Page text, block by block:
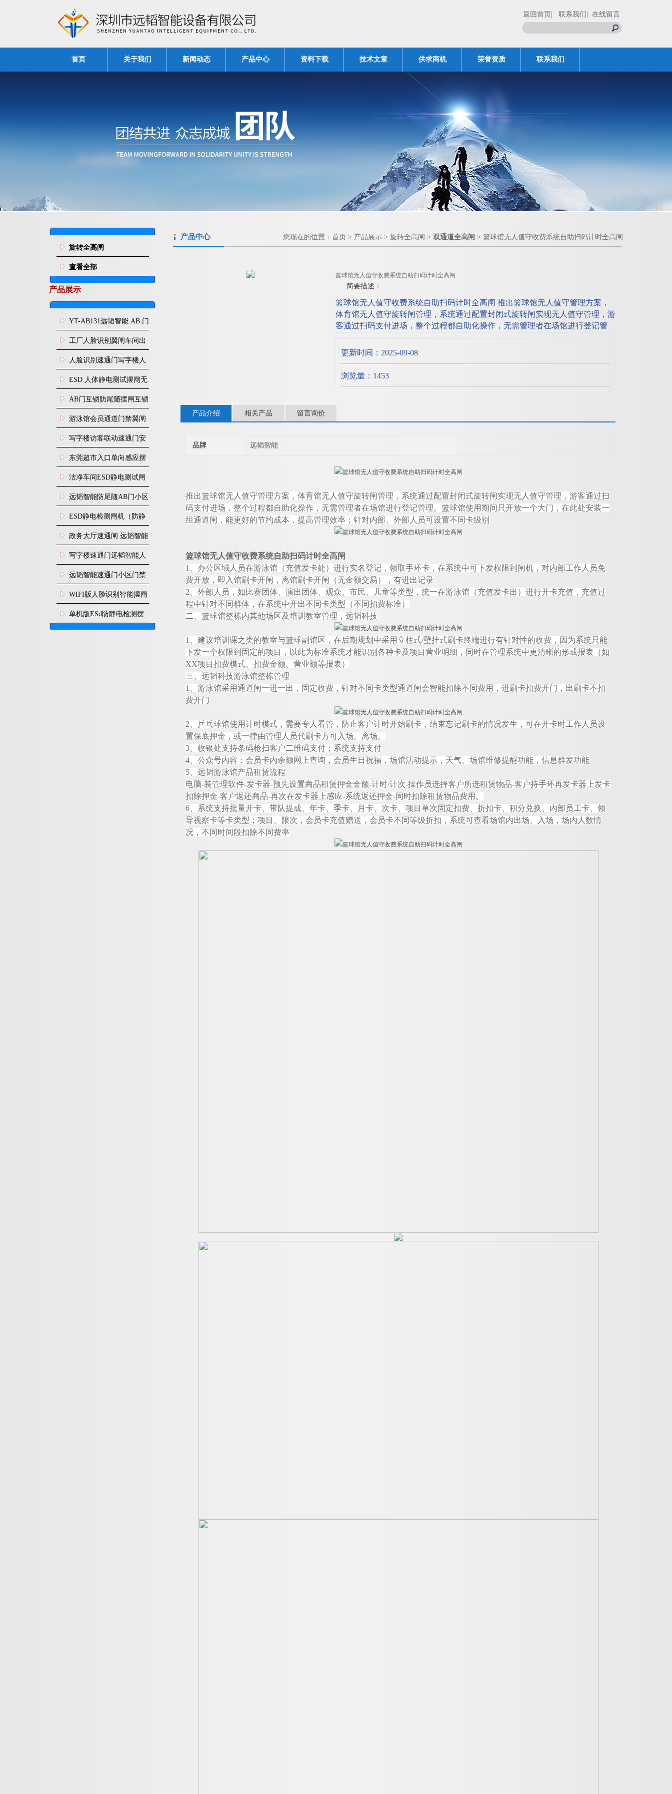
返回首页 | 联系我们 | 在线留言
首页 关于我们 新闻动态 产品中心 资料下载 技术文章 供求商机 荣誉资质 联系我们
旋转全高闸
查看全部
产品展示
YT-AB131远韬智能 AB 门
闸机双通道互锁防尾随闸
机
工厂人脸识别翼闸车间出
入口人行通道门禁
人脸识别速通门写字楼人
行通道闸门禁设备
ESD 人体静电测试摆闸无
尘车间防静电闸机
AB门互锁防尾随摆闸互锁
闸机
游泳馆会员通道门禁翼闸
写字楼访客联动速通门安
装
东莞超市入口单向感应摆
闸安装
洁净车间ESD静电测试闸
机
远韬智能防尾随AB门小区
门禁闸机安装
​ESD静电检测闸机（防静
电门禁通道系统）
政务大厅速通闸 远韬智能
防尾随静音速通门
写字楼速通门远韬智能人
脸识别快速通道闸
远韬智能速通门小区门禁
闸机食堂消费摆闸
WIFI版人脸识别智能摆闸
机
单机版ESd防静电检测摆
闸机
产品中心 您现在的位置： 首页 > 产品展示 > 旋转全高闸 > 双通道全高闸 > 篮球馆无人值守收费系统自助扫码计时全高闸
篮球馆无人值守收费系统自助扫码计时全高闸
简要描述：
篮球馆无人值守收费系统自助扫码计时全高闸 推出篮球馆无人值守管理方案，
体育馆无人值守旋转闸管理，系统通过配置封闭式旋转闸实现无人值守管理，游
客通过扫码支付进场，整个过程都自助化操作，无需管理者在场馆进行登记管
本，提高管理效率；针对内部、外部人员可设置不同卡级别
更新时间：2025-09-08
浏览量：1453
产品介绍 相关产品 留言询价
品牌 远韬智能
推出篮球馆无人值守管理方案，体育馆无人值守旋转闸管理，系统通过配置封闭式旋转闸实现无人值守管理，游客通过扫
码支付进场，整个过程都自助化操作，无需管理者在场馆进行登记管理。篮球馆使用期间只开放一个大门，在此处安装一
组通道闸，能更好的节约成本，提高管理效率；针对内部、外部人员可设置不同卡级别
篮球馆无人值守收费系统自助扫码计时全高闸
1
、办公区域人员在游泳馆（充值发卡处）进行实名登记，领取手环卡，在系统中可下发权限到闸机，对内部工作人员免
费开放，即入馆刷卡开闸，离馆刷卡开闸（无金额交易），有进出记录
2 、外部人员，如比赛团体、演出团体、观众、市民、儿童等类型，统一在游泳馆（充值发卡出）进行开卡充值，充值过
程中针对不同群体，在系统中开出不同卡类型（不同扣费标准）
二、篮球馆整栋内其他场区及培训教室管理， 远韬科技
1 、建议培训课之类的教室与篮球副馆区，在后期规划中采用立柱式/壁挂式刷卡终端进行有针对性的收费，因为系统只能
下发一个权限到固定的项目，以此为标准系统才能识别各种卡及项目营业明细，同时在管理系统中更清晰的形成报表（如
XX项目扣费模式、扣费金额、营业额等报表）
三、 远韬科技游泳馆整栋管理
1
、游泳馆采用通道闸一进一出，固定收费，针对不同卡类型通道闸会智能扣除不同费用，进刷卡扣费开门，出刷卡不扣
费开门
2 、乒乓球馆使用计时模式，需要专人看管，防止客户计时开始刷卡，结束忘记刷卡的情况发生，可在开卡时工作人员设
置保底押金，或一律由管理人员代刷卡方可入场、离场。
3 、收银处支持条码枪扫客户二维码支付；系统支持支付
4 、公众号内容：会员卡内余额网上查询，会员生日祝福，场馆活动提示，天气、场馆维修提醒功能，信息群发功能
5
远韬游泳馆产品租赁流程
电脑-装管理软件-发卡器-预先设置商品租赁押金金额-计时/计次-操作员选择客户所选租赁物品-客户持手环再发卡器上发卡
扣除押金-客户返还商品-再次在发卡器上感应-系统返还押金-同时扣除租赁物品费用。
6 、系统支持批量开卡、带队提成、年卡、季卡、月卡、次卡、项目单次固定扣费、折扣卡、积分兑换、内部员工卡、领
导视察卡等卡类型；项目、限次，会员卡充值赠送，会员卡不同等级折扣，系统可查看场馆内出场、入场，场内人数情
况，不同时间段扣除不同费率